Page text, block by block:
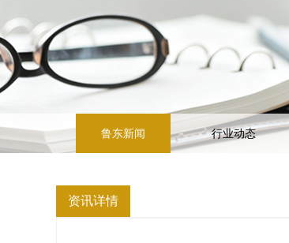
鲁东新闻 行业动态
资讯详情